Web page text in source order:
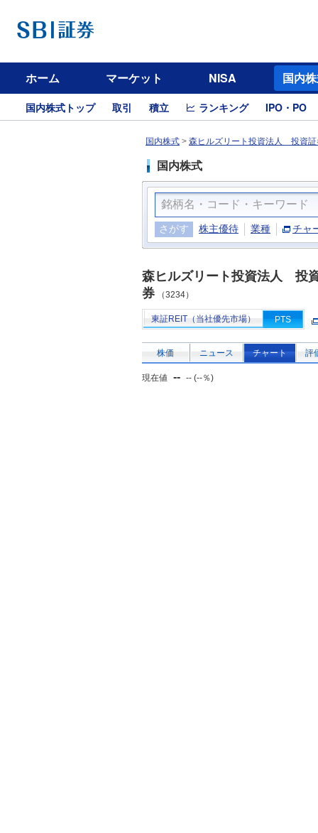
ホーム マーケット NISA 国内
国内株式トップ 取引 積立 ランキング IPO・PO
国内株式 > 森ヒルズリート投資法人 投資
国内株式
さがす 株主優待 業種 チャ
森ヒルズリート投資法人 投
券 （3234）
東証REIT（当社優先市場） PTS
株価 ニュース チャート 評
現在値 -- -- (--％)